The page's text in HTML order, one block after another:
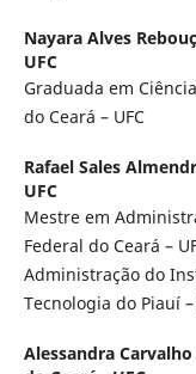
Nayara Alves
UFC
Graduada em
do Ceará – UFC
Rafael Sales
UFC
Mestre em
Federal do Ceará –
Administração do
Tecnologia do Piauí –
Alessandra